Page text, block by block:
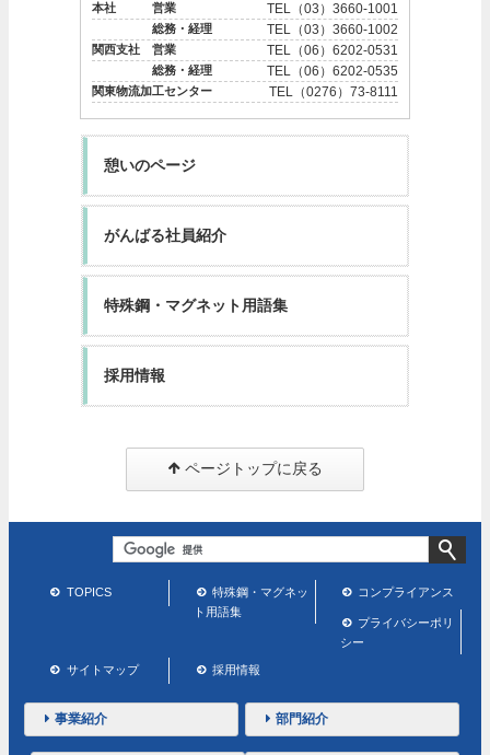
本社 営業 TEL（03）3660-1001
総務・経理 TEL（03）3660-1002
関西支社 営業 TEL（06）6202-0531
総務・経理 TEL（06）6202-0535
関東物流加工センター TEL（0276）73-8111
憩いのページ
がんばる社員紹介
特殊鋼・マグネット用語集
採用情報
ページトップに戻る
TOPICS
特殊鋼・マグネッ
ト用語集
コンプライアンス
プライバシーポリ
シー
サイトマップ 採用情報
事業紹介 部門紹介